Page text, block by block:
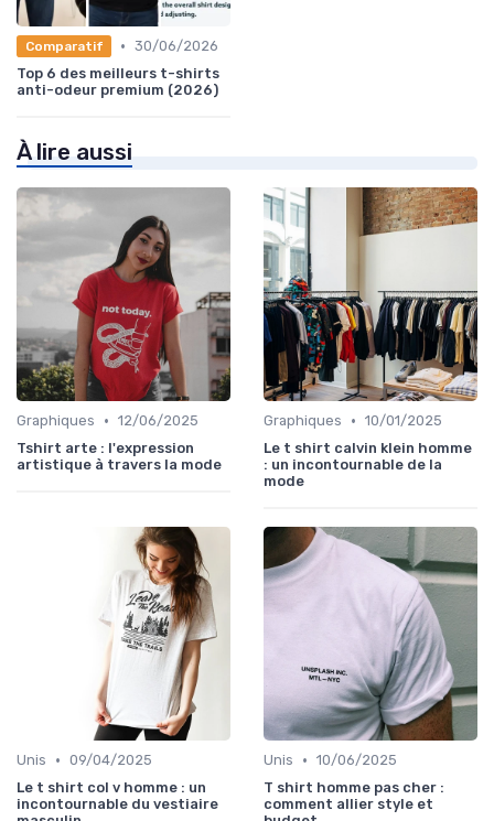
Comparatif • 30/06/2026
Top 6 des meilleurs t-shirts
anti-odeur premium (2026)
À lire aussi
Graphiques • 12/06/2025
Tshirt arte : l'expression
artistique à travers la mode
Graphiques • 10/01/2025
Le t shirt calvin klein homme
: un incontournable de la
mode
Unis • 09/04/2025
Le t shirt col v homme : un
incontournable du vestiaire
Unis • 10/06/2025
T shirt homme pas cher :
comment allier style et